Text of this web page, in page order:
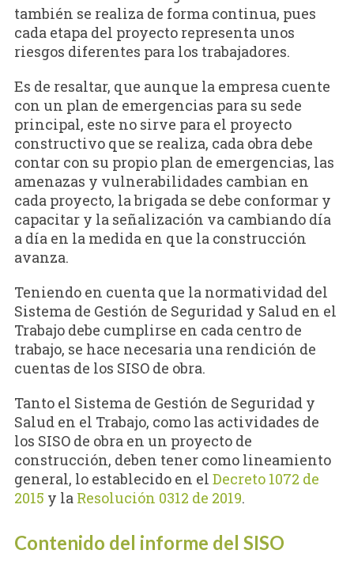
también se realiza de forma continua, pues
cada etapa del proyecto representa unos
riesgos diferentes para los trabajadores.
Es de resaltar, que aunque la empresa cuente
con un plan de emergencias para su sede
principal, este no sirve para el proyecto
constructivo que se realiza, cada obra debe
contar con su propio plan de emergencias, las
amenazas y vulnerabilidades cambian en
cada proyecto, la brigada se debe conformar y
capacitar y la señalización va cambiando día
a día en la medida en que la construcción
avanza.
Teniendo en cuenta que la normatividad del
Sistema de Gestión de Seguridad y Salud en el
Trabajo debe cumplirse en cada centro de
trabajo, se hace necesaria una rendición de
cuentas de los SISO de obra.
Tanto el Sistema de Gestión de Seguridad y
Salud en el Trabajo, como las actividades de
los SISO de obra en un proyecto de
construcción, deben tener como lineamiento
general, lo establecido en el Decreto 1072 de
2015 y la Resolución 0312 de 2019.
Contenido del informe del SISO